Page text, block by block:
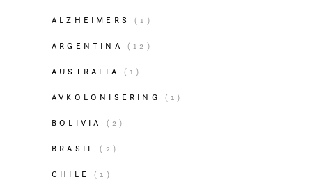
ALZHEIMERS (1)
ARGENTINA (12)
AUSTRALIA (1)
AVKOLONISERING (1)
BOLIVIA (2)
BRASIL (2)
CHILE (1)